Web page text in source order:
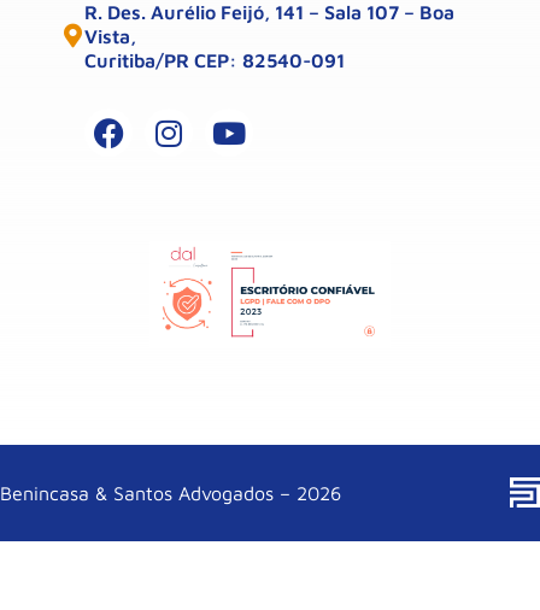
R. Des. Aurélio Feijó, 141 – Sala 107 – Boa
Vista,
Curitiba/PR CEP: 82540-091
Benincasa & Santos Advogados – 2026